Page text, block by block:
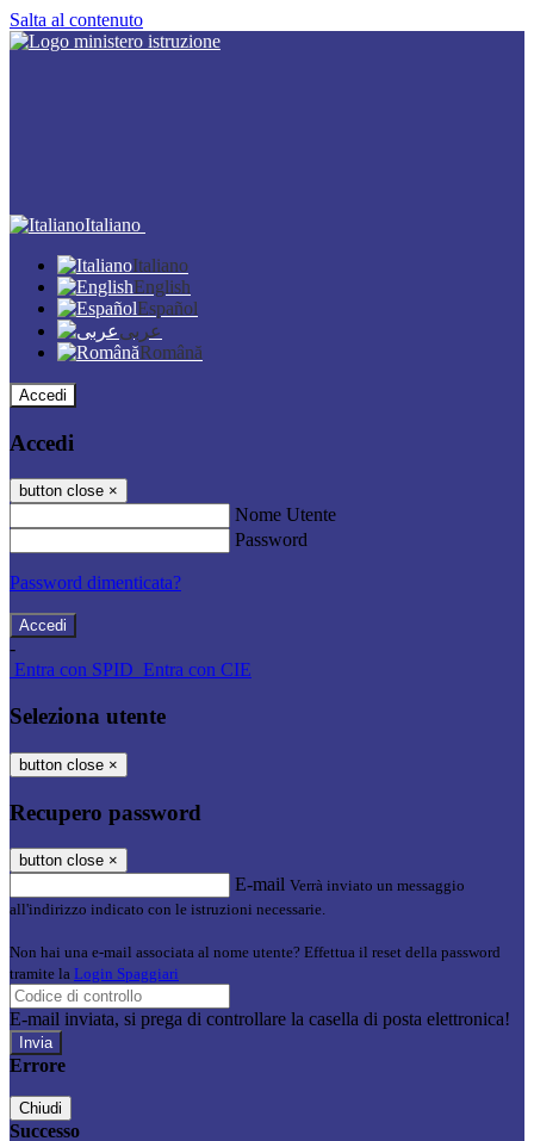
Salta al contenuto
Italiano
Italiano
English
Español
عربى
Română
Accedi
Accedi
button close ×
Nome Utente
Password
Password dimenticata?
-
Entra con SPID Entra con CIE
Seleziona utente
button close ×
Recupero password
button close ×
E-mail Verrà inviato un messaggio
all'indirizzo indicato con le istruzioni necessarie.
Non hai una e-mail associata al nome utente? Effettua il reset della password
tramite la Login Spaggiari
E-mail inviata, si prega di controllare la casella di posta elettronica!
Errore
Chiudi
Successo